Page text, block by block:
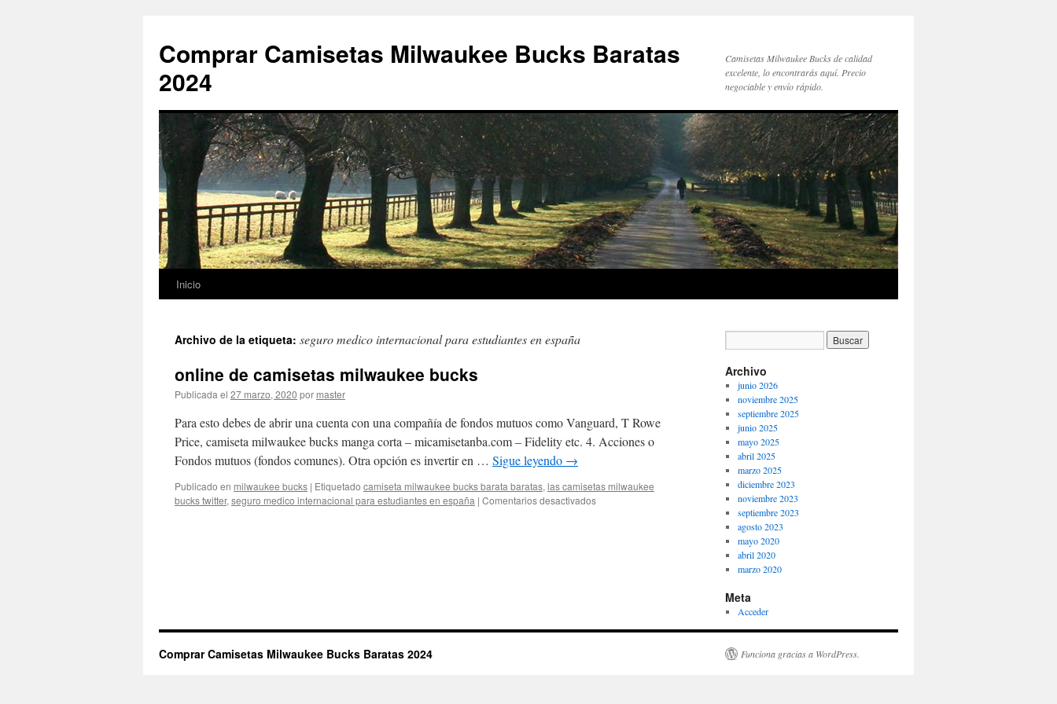
Comprar Camisetas Milwaukee Bucks Baratas
2024
Camisetas Milwaukee Bucks de calidad
excelente, lo encontrarás aquí. Precio
negociable y envío rápido.
Saltar
contenido
Inicio
Archivo de la etiqueta: seguro medico internacional para estudiantes en españa
online de camisetas milwaukee bucks
Publicada el 27 marzo, 2020 por master
Para esto debes de abrir una cuenta con una compañía de fondos mutuos como Vanguard, T Rowe
Price, camiseta milwaukee bucks manga corta – micamisetanba.com – Fidelity etc. 4. Acciones o
Fondos mutuos (fondos comunes). Otra opción es invertir en … Sigue leyendo →
Publicado en milwaukee bucks | Etiquetado camiseta milwaukee bucks barata baratas, las camisetas milwaukee
bucks twitter, seguro medico internacional para estudiantes en españa | Comentarios desactivadosen
Archivo
junio 2026
noviembre 2025
septiembre 2025
junio 2025
mayo 2025
abril 2025
marzo 2025
diciembre 2023
noviembre 2023
septiembre 2023
agosto 2023
mayo 2020
abril 2020
marzo 2020
Meta
Acceder
Comprar Camisetas Milwaukee Bucks Baratas 2024 Funciona gracias a WordPress.